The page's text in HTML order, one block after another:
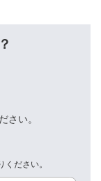
さい。
ください。